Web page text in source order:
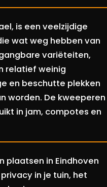
is een veelzijdige
wat weg hebben van
variëteiten,
relatief weinig
en beschutte plekken
worden. De kweeperen
in jam, compotes en
plaatsen in Eindhoven
in je tuin, het